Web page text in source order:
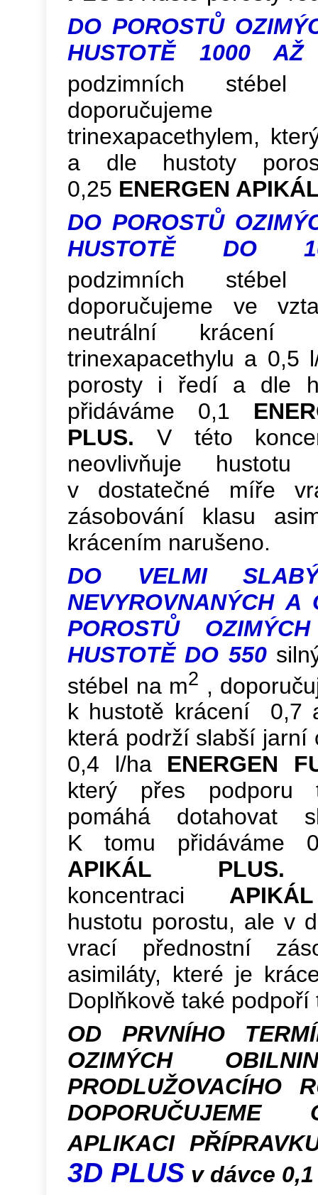
DO POROSTŮ
HUSTOTĚ 1000 AŽ
podzimních
trinexapacethylem,
a dle hustoty
0,25 ENERGEN
DO POROSTŮ
HUSTOTĚ DO
podzimních
doporučujeme ve
neutrální
trinexapacethylu a 0,5
porosty i ředí a dle
přidáváme 0,1
PLUS. V této
neovlivňuje
v dostatečné míře
zásobování klasu
krácením narušeno.
DO VELMI
NEVYROVNANÝCH A
POROSTŮ
HUSTOTĚ DO 550
stébel na m2 ,
k hustotě krácení 0,7
která podrží slabší jarní
0,4 l/ha ENERGEN
který přes podporu
pomáhá dotahovat
K tomu přidáváme
APIKÁL
koncentraci APIKÁL
hustotu porostu, ale v
vrací přednostní
asimiláty, které je
Doplňkově také
OD PRVNÍHO
OZIMÝCH
PRODLUŽOVACÍHO
DOPORUČUJEME
APLIKACI
3D PLUS v dávce